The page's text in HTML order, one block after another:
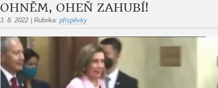
OHNĚM, OHEŇ ZAHUBÍ!
3. 8. 2022 | Rubrika: příspěvky